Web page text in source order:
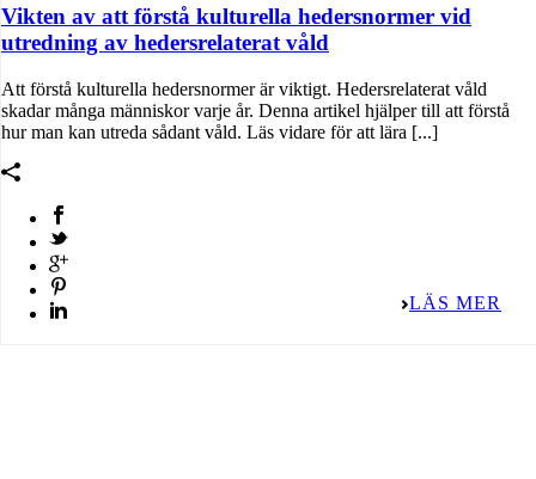
Vikten av att förstå kulturella hedersnormer vid
utredning av hedersrelaterat våld
Att förstå kulturella hedersnormer är viktigt. Hedersrelaterat våld
skadar många människor varje år. Denna artikel hjälper till att förstå
hur man kan utreda sådant våld. Läs vidare för att lära [...]
LÄS MER